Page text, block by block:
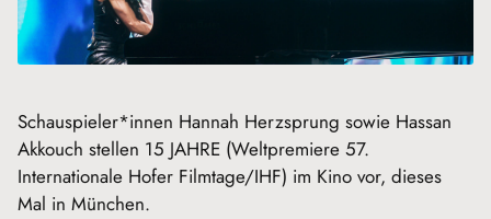
Schauspieler*innen Hannah Herzsprung sowie Hassan
Akkouch stellen 15 JAHRE (Weltpremiere 57.
Internationale Hofer Filmtage/IHF) im Kino vor, dieses
Mal in München.